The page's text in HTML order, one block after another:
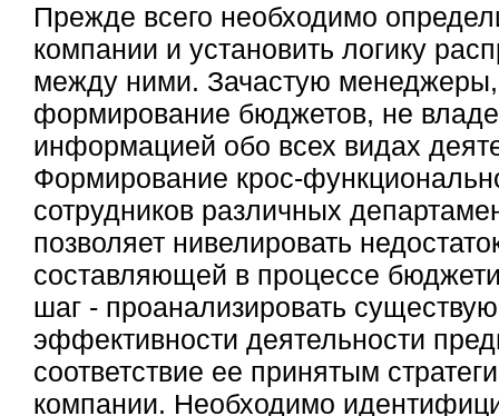
Прежде всего необходимо
компании и установить логику
между ними. Зачастую
формирование бюджетов, не
информацией обо всех видах
Формирование крос-
сотрудников различных
позволяет нивелировать
составляющей в процессе
шаг - проанализировать
эффективности деятельности
соответствие ее принятым
компании. Необходимо